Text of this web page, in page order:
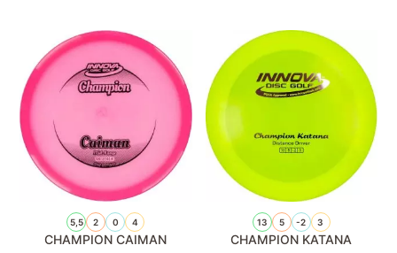
5,5 2 0 4
CHAMPION CAIMAN
13 5 -2 3
CHAMPION KATANA